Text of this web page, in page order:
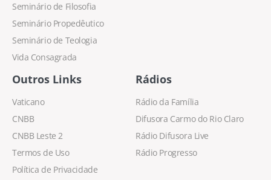
Seminário de Filosofia
Seminário Propedêutico
Seminário de Teologia
Vida Consagrada
Outros Links
Vaticano
CNBB
CNBB Leste 2
Termos de Uso
Política de Privacidade
Rádios
Rádio da Família
Difusora Carmo do Rio Claro
Rádio Difusora Live
Rádio Progresso